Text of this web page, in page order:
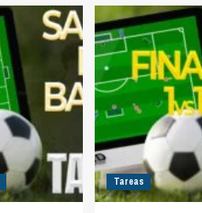
Tareas